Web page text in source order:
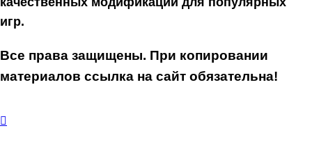
игр.
Все права защищены. При копировании
материалов ссылка на сайт обязательна!